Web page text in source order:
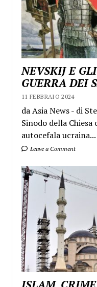
NEVSKIJ E
GUERRA DEI
11 FEBBRAIO 2024
da Asia News - di
Sinodo della Chiesa
autocefala ucraina...
Leave a Comment